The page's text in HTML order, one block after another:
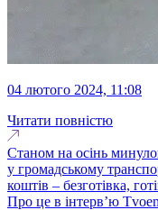
04 лютого 2024, 11:08
Читати повністю
Станом на осінь
у громадському
коштів – безготівка,
Про це в інтервʼю